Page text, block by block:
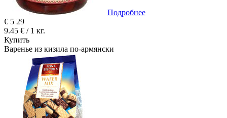
Подробнее
€ 5 29
9.45 € / 1 кг.
Купить
Варенье из кизила по-армянски